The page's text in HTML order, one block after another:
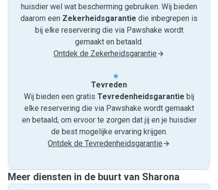
huisdier wel wat bescherming gebruiken. Wij bieden
daarom een Zekerheidsgarantie die inbegrepen is
bij elke reservering die via Pawshake wordt
gemaakt en betaald.
Ontdek de Zekerheidsgarantie
Tevreden
Wij bieden een gratis Tevredenheids­garantie bij
elke reservering die via Pawshake wordt gemaakt
en betaald, om ervoor te zorgen dat jij en je huisdier
de best mogelijke ervaring krijgen.
Ontdek de Tevredenheidsgarantie
Meer diensten in de buurt van Sharona